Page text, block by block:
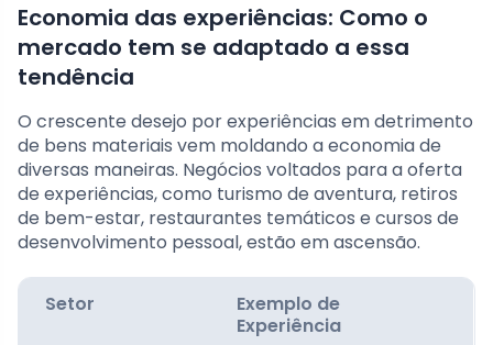
Economia das experiências: Como o
mercado tem se adaptado a essa
tendência
O crescente desejo por experiências em detrimento
de bens materiais vem moldando a economia de
diversas maneiras. Negócios voltados para a oferta
de experiências, como turismo de aventura, retiros
de bem-estar, restaurantes temáticos e cursos de
desenvolvimento pessoal, estão em ascensão.
Setor
Exemplo de
Experiência